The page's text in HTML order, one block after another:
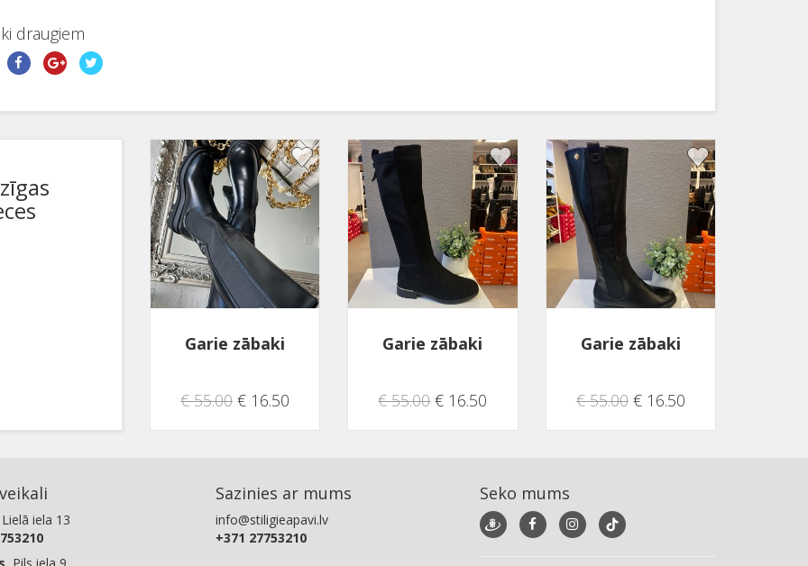
draugiem
Garie zābaki
€ 55.00 € 16.50
Garie zābaki
€ 55.00€ 16.50
Garie zābaki
€ 55.00€ 16.50
iela 13
Sazinies ar mums
info@stiligieapavi.lv
+371 27753210
Seko mums